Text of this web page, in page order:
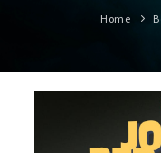
INFORMASI
SARANA &
Home